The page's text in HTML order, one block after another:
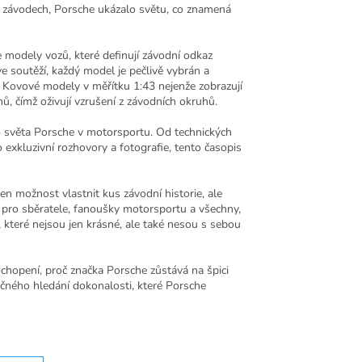
Porsche ukázalo světu, co znamená
vozů, které definují závodní odkaz
soutěží, každý model je pečlivě vybrán a
modely v měřítku 1:43 nejenže zobrazují
čímž oživují vzrušení z závodních okruhů.
Porsche v motorsportu. Od technických
exkluzivní rozhovory a fotografie, tento časopis
možnost vlastnit kus závodní historie, ale
sběratele, fanoušky motorsportu a všechny,
nejsou jen krásné, ale také nesou s sebou
proč značka Porsche zůstává na špici
hledání dokonalosti, které Porsche